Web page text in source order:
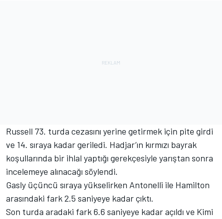
Russell 73. turda cezasını yerine getirmek için pite girdi
ve 14. sıraya kadar geriledi. Hadjar’ın kırmızı bayrak
koşullarında bir ihlal yaptığı gerekçesiyle yarıştan sonra
incelemeye alınacağı söylendi.
Gasly üçüncü sıraya yükselirken Antonelli ile Hamilton
arasındaki fark 2.5 saniyeye kadar çıktı.
Son turda aradaki fark 6.6 saniyeye kadar açıldı ve Kimi